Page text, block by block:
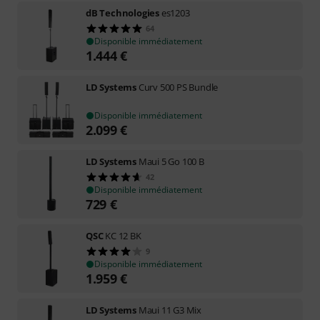
dB Technologies es1203
64
Disponible immédiatement
1.444€
LD Systems Curv 500 PS Bundle
Disponible immédiatement
2.099€
LD Systems Maui 5 Go 100 B
42
Disponible immédiatement
729 €
QSCKC 12 BK
9
Disponible immédiatement
1.959€
LD Systems Maui 11 G3 Mix